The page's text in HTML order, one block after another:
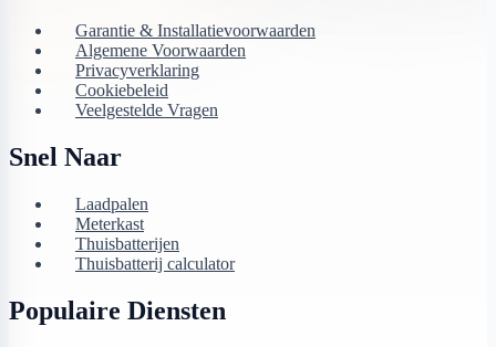
Garantie & Installatievoorwaarden
Algemene Voorwaarden
Privacyverklaring
Cookiebeleid
Veelgestelde Vragen
Snel Naar
Laadpalen
Meterkast
Thuisbatterijen
Thuisbatterij calculator
Populaire Diensten